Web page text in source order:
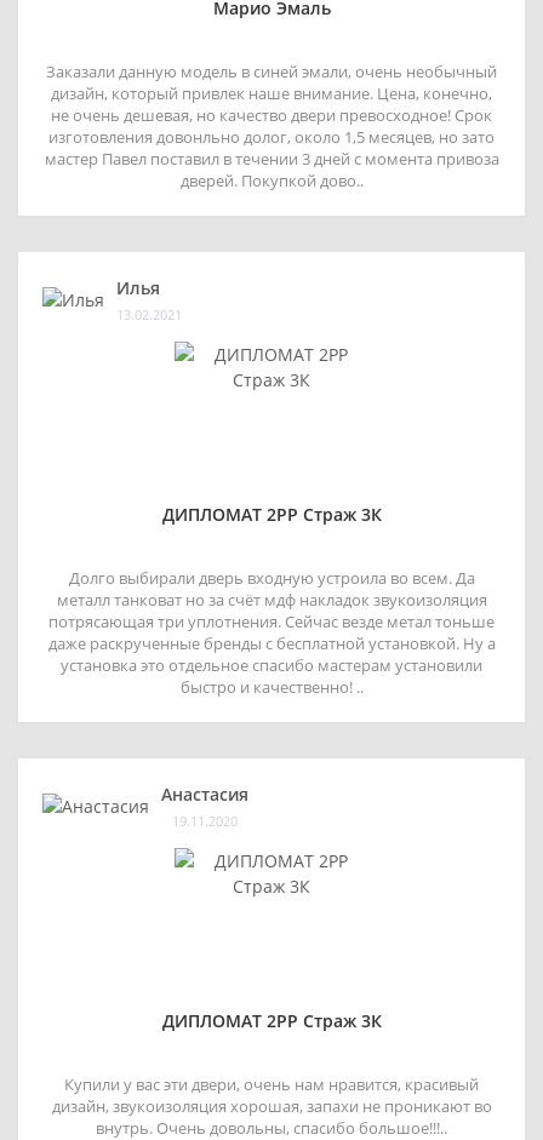
Марио Эмаль
Заказали данную модель в синей эмали, очень необычный
дизайн, который привлек наше внимание. Цена, конечно,
не очень дешевая, но качество двери превосходное! Срок
изготовления довонльно долог, около 1,5 месяцев, но зато
мастер Павел поставил в течении 3 дней с момента привоза
дверей. Покупкой дово..
Илья
13.02.2021
ДИПЛОМАТ 2РР Страж 3К
Долго выбирали дверь входную устроила во всем. Да
металл танковат но за счёт мдф накладок звукоизоляция
потрясающая три уплотнения. Сейчас везде метал тоньше
даже раскрученные бренды с бесплатной установкой. Ну а
установка это отдельное спасибо мастерам установили
быстро и качественно! ..
Анастасия
19.11.2020
ДИПЛОМАТ 2РР Страж 3К
Купили у вас эти двери, очень нам нравится, красивый
дизайн, звукоизоляция хорошая, запахи не проникают во
внутрь. Очень довольны, спасибо большое!!!..